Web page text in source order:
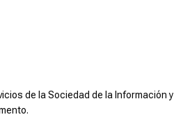
de la Sociedad de la Información